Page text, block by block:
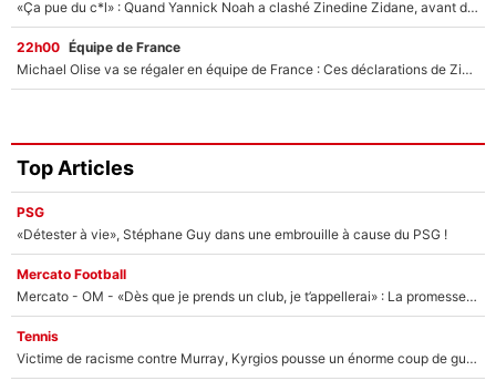
«Ça pue du c*l» : Quand Yannick Noah a clashé Zinedine Zidane, avant de se faire recadrer par le nouveau sélectionneur de l'équipe de France !
22h00 Équipe de France
Michael Olise va se régaler en équipe de France : Ces déclarations de Zinedine Zidane qui prouvent qu'il va tout miser sur la star du Bayern Munich !
Top Articles
PSG
«Détester à vie», Stéphane Guy dans une embrouille à cause du PSG !
Mercato Football
Mercato - OM - «Dès que je prends un club, je t’appellerai» : La promesse de Marcelino au moment de claquer la porte
Tennis
Victime de racisme contre Murray, Kyrgios pousse un énorme coup de gueule !